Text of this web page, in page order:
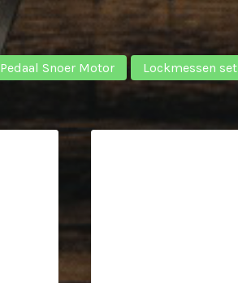
Pedaal Snoer Motor
Lockmessen set